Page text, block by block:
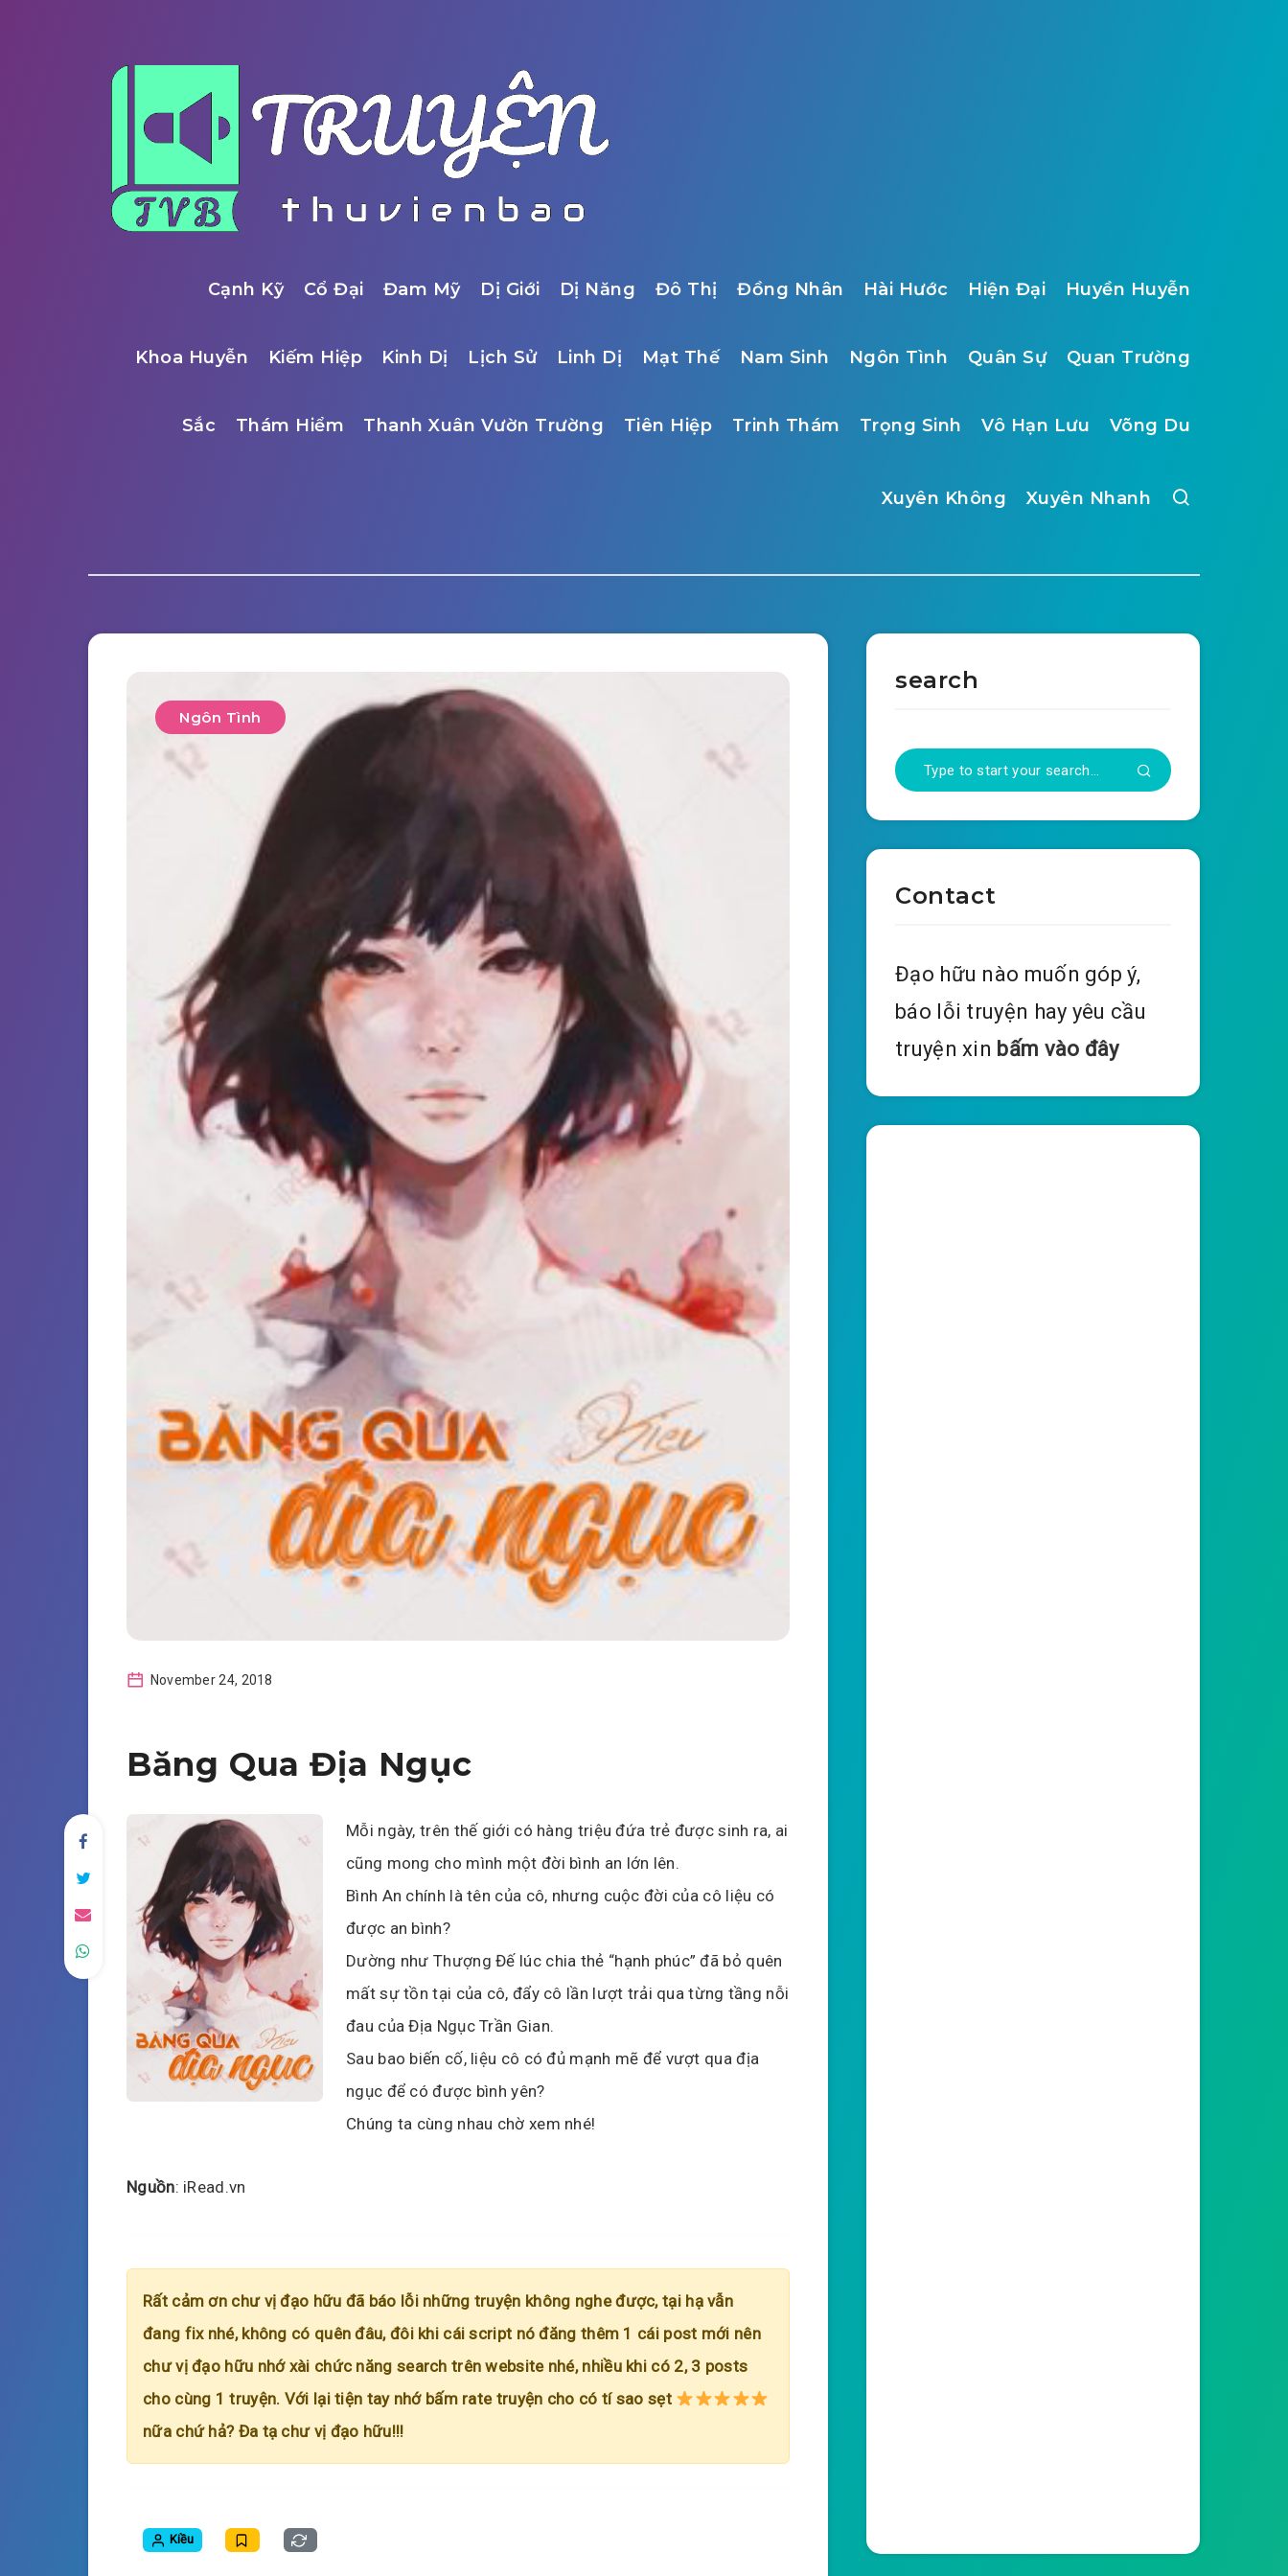
Cạnh Kỹ Cổ Đại Đam Mỹ Dị Giới Dị Năng Đô Thị Đồng Nhân Hài Hước Hiện Đại Huyền Huyễn
Khoa Huyễn Kiếm Hiệp Kinh Dị Lịch Sử Linh Dị Mạt Thế Nam Sinh Ngôn Tình Quân Sự Quan Trường
Sắc Thám Hiểm Thanh Xuân Vườn Trường Tiên Hiệp Trinh Thám Trọng Sinh Vô Hạn Lưu Võng Du
Xuyên Không Xuyên Nhanh
Ngôn Tình
November 24, 2018
Băng Qua Địa Ngục
Mỗi ngày, trên thế giới có hàng triệu đứa trẻ được sinh ra, ai
cũng mong cho mình một đời bình an lớn lên.
Bình An chính là tên của cô, nhưng cuộc đời của cô liệu có
được an bình?
Dường như Thượng Đế lúc chia thẻ “hạnh phúc” đã bỏ quên
mất sự tồn tại của cô, đẩy cô lần lượt trải qua từng tầng nỗi
đau của Địa Ngục Trần Gian.
Sau bao biến cố, liệu cô có đủ mạnh mẽ để vượt qua địa
ngục để có được bình yên?
Chúng ta cùng nhau chờ xem nhé!
Nguồn: iRead.vn
Rất cảm ơn chư vị đạo hữu đã báo lỗi những truyện không nghe được, tại hạ vẫn
đang fix nhé, không có quên đâu, đôi khi cái script nó đăng thêm 1 cái post mới nên
chư vị đạo hữu nhớ xài chức năng search trên website nhé, nhiều khi có 2, 3 posts
cho cùng 1 truyện. Với lại tiện tay nhớ bấm rate truyện cho có tí sao sẹt
nữa chứ hả? Đa tạ chư vị đạo hữu!!!
Kiều
search
Contact
Đạo hữu nào muốn góp ý,
báo lỗi truyện hay yêu cầu
truyện xin bấm vào đây